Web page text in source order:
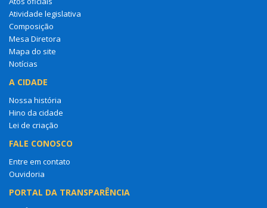
Atividade legislativa
Composição
Mesa Diretora
Mapa do site
Notícias
A CIDADE
Nossa história
Hino da cidade
Lei de criação
FALE CONOSCO
Entre em contato
Ouvidoria
PORTAL DA TRANSPARÊNCIA